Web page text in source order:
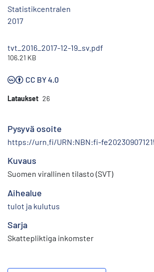
Statistikcentralen
2017
tvt_2016_2017-12-19_sv.pdf
106.21 KB
CC BY 4.0
Lataukset 26
Pysyvä osoite
https://urn.fi/URN:NBN:fi-
Kuvaus
Suomen virallinen tilasto (SVT)
Aihealue
tulot ja kulutus
Sarja
Skattepliktiga inkomster